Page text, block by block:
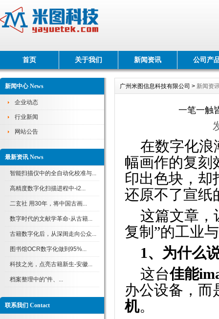
首页 关于我们 新闻资讯 公司产
新闻中心 News
企业动态
行业新闻
网站公告
最新资讯 News
智能扫描仪中的全自动化校准与...
高精度数字化扫描进程中-i2...
二玄社 用30年，将中国古画...
数字时代的文献学革命-从古籍...
古籍数字化后，从深闺走向公众...
图书馆OCR数字化做到95%...
科技之光，点亮古籍新生-安徽...
档案整理中的"件、...
联系我们 Contact
广州米图信息科技有限公司 > 新闻资
一笔一触
在数字化浪
幅画作的复刻
印出色块，却
还原不了宣纸
这篇文章，
复制 ”的工业
1、 为什么
这台佳能
办公设备，而
机。